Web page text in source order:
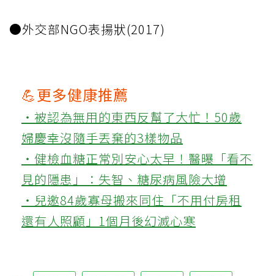
●外交部NGO表揚狀(2017)
💪更多健康推薦
‧被認為無用的東西反幫了大忙！50歲
婦慶幸沒隨手丟棄的3樣物品
‧健檢血糖正常別安心太早！醫曝「看不
見的隱患」：失智、糖尿病風險大增
‧兒邀84歲寡母搬來同住「不用付房租
還有人照顧」1個月後幻滅心寒